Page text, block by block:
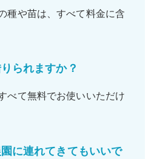
種や苗は、すべて料金に含
られますか？
べて無料でお使いいただけ
に連れてきてもいいで